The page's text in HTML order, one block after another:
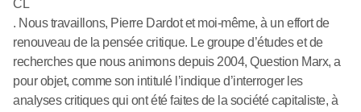
CL
. Nous travaillons, Pierre Dardot et moi-même, à un effort de
renouveau de la pensée critique. Le groupe d’études et de
recherches que nous animons depuis 2004, Question Marx, a
pour objet, comme son intitulé l’indique d’interroger les
analyses critiques qui ont été faites de la société capitaliste, à